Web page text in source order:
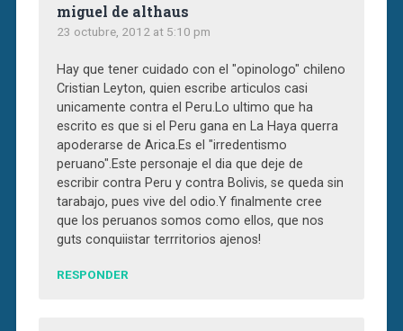
miguel de althaus
23 octubre, 2012 at 5:10 pm
Hay que tener cuidado con el "opinologo" chileno
Cristian Leyton, quien escribe articulos casi
unicamente contra el Peru.Lo ultimo que ha
escrito es que si el Peru gana en La Haya querra
apoderarse de Arica.Es el "irredentismo
peruano".Este personaje el dia que deje de
escribir contra Peru y contra Bolivis, se queda sin
tarabajo, pues vive del odio.Y finalmente cree
que los peruanos somos como ellos, que nos
guts conquiistar terrritorios ajenos!
RESPONDER